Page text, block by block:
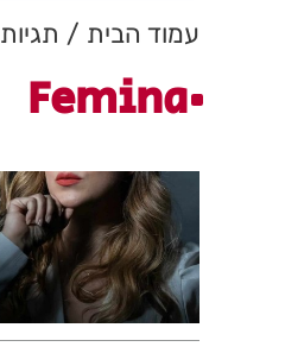
עמוד הבית תגיות
Femina